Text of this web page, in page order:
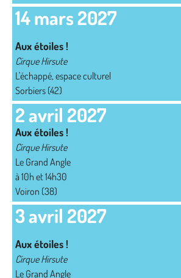
14 mars 2027
Aux étoiles !
Cirque Hirsute
L'échappé, espace culturel
Sorbiers (42)
2 avril 2027
Aux étoiles !
Cirque Hirsute
Le Grand Angle
à 10h et 14h30
Voiron (38)
3 avril 2027
Aux étoiles !
Cirque Hirsute
Le Grand Angle